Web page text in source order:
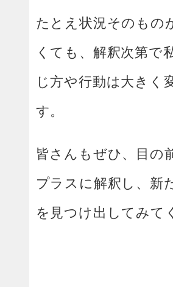
たとえ状況そのもの
くても、解釈次第で
じ方や行動は大きく
す。
皆さんもぜひ、目の
プラスに解釈し、新
を見つけ出してみて